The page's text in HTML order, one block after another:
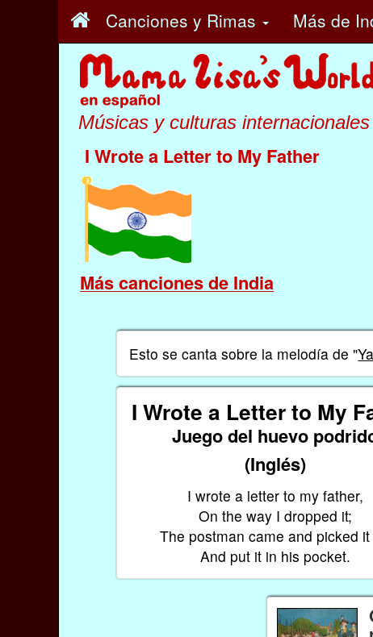
Canciones y Rimas Más de
Músicas y culturas internacionales
I Wrote a Letter to My Father
Más canciones de India
Esto se canta sobre la melodía de "
I Wrote a Letter to My
Juego del huevo
(Inglés)
I wrote a letter to my father,
On the way I dropped it;
The postman came and picked it
And put it in his pocket.